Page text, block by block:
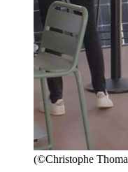
(©Christophe